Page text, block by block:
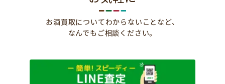
お酒買取についてわからないことなど、
なんでもご相談ください。